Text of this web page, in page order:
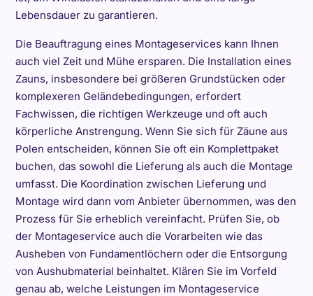
Lebensdauer zu garantieren.
Die Beauftragung eines Montageservices kann Ihnen
auch viel Zeit und Mühe ersparen. Die Installation eines
Zauns, insbesondere bei größeren Grundstücken oder
komplexeren Geländebedingungen, erfordert
Fachwissen, die richtigen Werkzeuge und oft auch
körperliche Anstrengung. Wenn Sie sich für Zäune aus
Polen entscheiden, können Sie oft ein Komplettpaket
buchen, das sowohl die Lieferung als auch die Montage
umfasst. Die Koordination zwischen Lieferung und
Montage wird dann vom Anbieter übernommen, was den
Prozess für Sie erheblich vereinfacht. Prüfen Sie, ob
der Montageservice auch die Vorarbeiten wie das
Ausheben von Fundamentlöchern oder die Entsorgung
von Aushubmaterial beinhaltet. Klären Sie im Vorfeld
genau ab, welche Leistungen im Montageservice